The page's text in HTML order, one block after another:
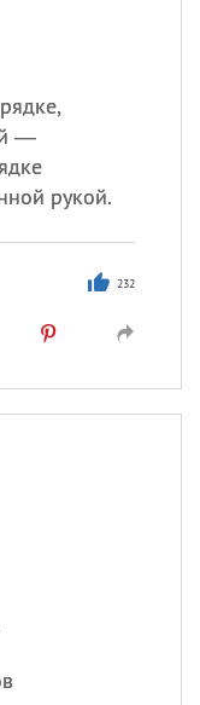
—
рукой.
232